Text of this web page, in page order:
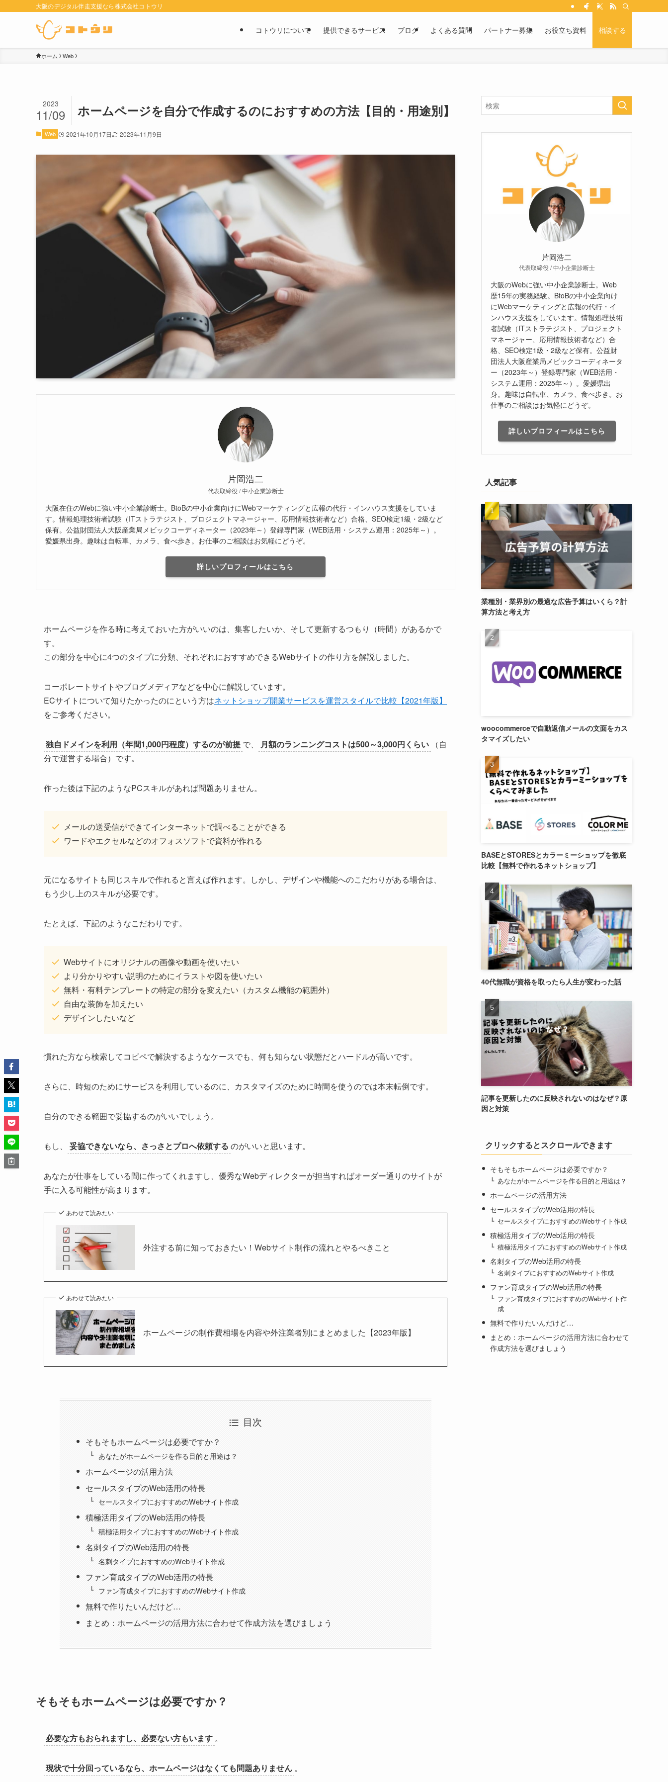
大阪のデジタル伴走支援なら株式会社コトウリ
コトウリについて 提供できるサービス ブログ よくある質問 パートナー募集 お役立ち資料 相談する
ホーム Web
ホームページを自分で作成するのにおすすめの方法【目的・用途別】
2023
11/09
Web 2021年10月17日 2023年11月9日
片岡浩二
代表取締役 / 中小企業診断士
大阪在住のWebに強い中小企業診断士。BtoBの中小企業向けにWebマーケティングと広報の代行・インハウス支援をしていま
す。情報処理技術者試験（ITストラテジスト、プロジェクトマネージャー、応用情報技術者など）合格、SEO検定1級・2級など
保有。公益財団法人大阪産業局メビックコーディネーター（2023年～）登録専門家（WEB活用・システム運用：2025年～）。
愛媛県出身。趣味は自転車、カメラ、食べ歩き。お仕事のご相談はお気軽にどうぞ。
詳しいプロフィールはこちら
ホームページを作る時に考えておいた方がいいのは、集客したいか、そして更新するつもり（時間）があるかで
す。
この部分を中心に4つのタイプに分類、それぞれにおすすめできるWebサイトの作り方を解説しました。
コーポレートサイトやブログメディアなどを中心に解説しています。
ECサイトについて知りたかったのにという方はネットショップ開業サービスを運営スタイルで比較【2021年版】
をご参考ください。
独自ドメインを利用（年間1,000円程度）するのが前提 で、 月額のランニングコストは500～3,000円くらい
（自
分で運営する場合）です。
作った後は下記のようなPCスキルがあれば問題ありません。
メールの送受信ができてインターネットで調べることができる
ワードやエクセルなどのオフォスソフトで資料が作れる
元になるサイトも同じスキルで作れると言えば作れます。しかし、デザインや機能へのこだわりがある場合は、
もう少し上のスキルが必要です。
たとえば、下記のようなこだわりです。
Webサイトにオリジナルの画像や動画を使いたい
より分かりやすい説明のためにイラストや図を使いたい
無料・有料テンプレートの特定の部分を変えたい（カスタム機能の範囲外）
自由な装飾を加えたい
デザインしたいなど
慣れた方なら検索してコピペで解決するようなケースでも、何も知らない状態だとハードルが高いです。
さらに、時短のためにサービスを利用しているのに、カスタマイズのために時間を使うのでは本末転倒です。
自分のできる範囲で妥協するのがいいでしょう。
もし、 妥協できないなら、さっさとプロへ依頼する のがいいと思います。
あなたが仕事をしている間に作ってくれますし、優秀なWebディレクターが担当すればオーダー通りのサイトが
手に入る可能性が高まります。
あわせて読みたい
外注する前に知っておきたい！Webサイト制作の流れとやるべきこと
あわせて読みたい
ホームページの制作費相場を内容や外注業者別にまとめました【2023年版】
目次
そもそもホームページは必要ですか？
あなたがホームページを作る目的と用途は？
ホームページの活用方法
セールスタイプのWeb活用の特長
セールスタイプにおすすめのWebサイト作成
積極活用タイプのWeb活用の特長
積極活用タイプにおすすめのWebサイト作成
名刺タイプのWeb活用の特長
名刺タイプにおすすめのWebサイト作成
ファン育成タイプのWeb活用の特長
ファン育成タイプにおすすめのWebサイト作成
無料で作りたいんだけど…
まとめ：ホームページの活用方法に合わせて作成方法を選びましょう
そもそもホームページは必要ですか？
必要な方もおられますし、必要ない方もいます 。
現状で十分回っているなら、ホームページはなくても問題ありません 。
片岡浩二
代表取締役 / 中小企業診断士
大阪のWebに強い中小企業診断士。Web
歴15年の実務経験。BtoBの中小企業向け
にWebマーケティングと広報の代行・イ
ンハウス支援をしています。情報処理技術
者試験（ITストラテジスト、プロジェクト
マネージャー、応用情報技術者など）合
格、SEO検定1級・2級など保有。公益財
団法人大阪産業局メビックコーディネータ
ー（2023年～）登録専門家（WEB活用・
システム運用：2025年～）。愛媛県出
身。趣味は自転車、カメラ、食べ歩き。お
仕事のご相談はお気軽にどうぞ。
詳しいプロフィールはこちら
人気記事
業種別・業界別の最適な広告予算はいくら？計
算方法と考え方
woocommerceで自動返信メールの文面をカス
タマイズしたい
BASEとSTORESとカラーミーショップを徹底
比較【無料で作れるネットショップ】
40代無職が資格を取ったら人生が変わった話
記事を更新したのに反映されないのはなぜ？原
因と対策
クリックするとスクロールできます
そもそもホームページは必要ですか？
あなたがホームページを作る目的と用途は？
ホームページの活用方法
セールスタイプのWeb活用の特長
セールスタイプにおすすめのWebサイト作成
積極活用タイプのWeb活用の特長
積極活用タイプにおすすめのWebサイト作成
名刺タイプのWeb活用の特長
名刺タイプにおすすめのWebサイト作成
ファン育成タイプのWeb活用の特長
ファン育成タイプにおすすめのWebサイト作
成
無料で作りたいんだけど…
まとめ：ホームページの活用方法に合わせて
作成方法を選びましょう